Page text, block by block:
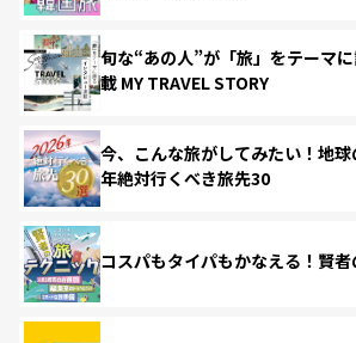
旬な“あの人”が「旅」をテーマ
載 MY TRAVEL STORY
今、こんな旅がしてみたい！地
年絶対行くべき旅先30
コスパもタイパもかなえる！賢